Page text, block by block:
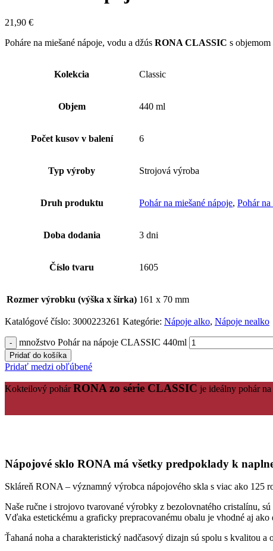
21,90 €
Poháre na miešané nápoje, vodu a džús RONA CLASSIC s
Kolekcia Classic
Objem 440 ml
Počet kusov v balení 6
Typ výroby Strojová výroba
Druh produktu Pohár na miešané nápoje, Pohár
Doba dodania 3 dni
Číslo tvaru 1605
Rozmer výrobku (výška x šírka) 161 x 70 mm
Katalógové číslo: 3000223261 Kategórie: Nápoje alko, Nápoje nealko
množstvo Pohár na nápoje CLASSIC 440ml
Pridať do košíka
Pridať medzi obľúbené
Kokteilový pohárRONA zo série CLASSIC je ideálny pohár
Nápojové sklo RONA má všetky predpoklady k
Skláreň RONA – významný výrobca nápojového skla s viac ako 125
Naše ručne i strojovo tvarované výrobky z bezolovnatého cristalínu,
Vďaka estetickému a graficky prepracovanému obalu je vhodné aj ako
Ťahaná noha a charakteristický nadčasový dizajn sú spolu s kvalitou